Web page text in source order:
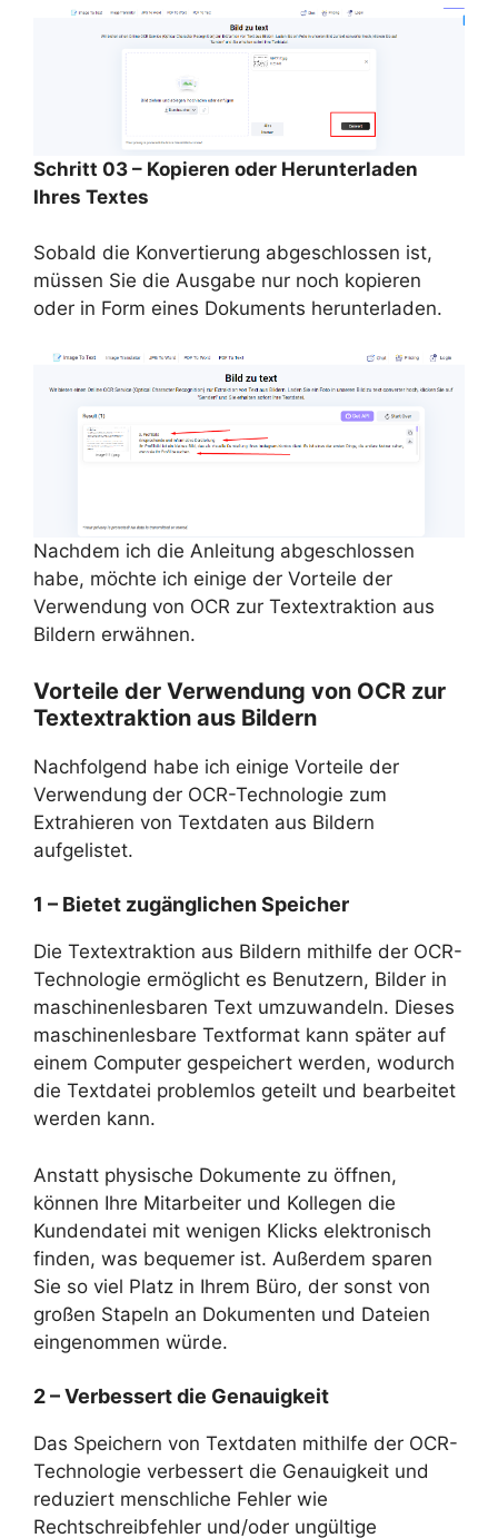
Schritt 03 – Kopieren oder Herunterladen
Ihres Textes
Sobald die Konvertierung abgeschlossen ist,
müssen Sie die Ausgabe nur noch kopieren
oder in Form eines Dokuments herunterladen.
Nachdem ich die Anleitung abgeschlossen
habe, möchte ich einige der Vorteile der
Verwendung von OCR zur Textextraktion aus
Bildern erwähnen.
Vorteile der Verwendung von OCR zur
Textextraktion aus Bildern
Nachfolgend habe ich einige Vorteile der
Verwendung der OCR-Technologie zum
Extrahieren von Textdaten aus Bildern
aufgelistet.
1 – Bietet zugänglichen Speicher
Die Textextraktion aus Bildern mithilfe der OCR-
Technologie ermöglicht es Benutzern, Bilder in
maschinenlesbaren Text umzuwandeln. Dieses
maschinenlesbare Textformat kann später auf
einem Computer gespeichert werden, wodurch
die Textdatei problemlos geteilt und bearbeitet
werden kann.
Anstatt physische Dokumente zu öffnen,
können Ihre Mitarbeiter und Kollegen die
Kundendatei mit wenigen Klicks elektronisch
finden, was bequemer ist. Außerdem sparen
Sie so viel Platz in Ihrem Büro, der sonst von
großen Stapeln an Dokumenten und Dateien
eingenommen würde.
2 – Verbessert die Genauigkeit
Das Speichern von Textdaten mithilfe der OCR-
Technologie verbessert die Genauigkeit und
reduziert menschliche Fehler wie
Rechtschreibfehler und/oder ungültige